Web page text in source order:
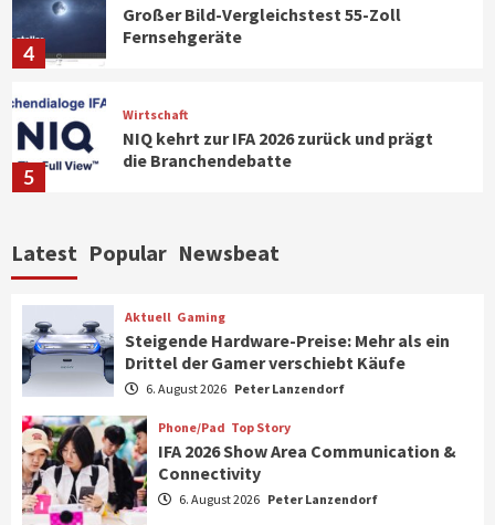
4
Großer Bild-Vergleichstest 55-Zoll
Fernsehgeräte
5
Wirtschaft
NIQ kehrt zur IFA 2026 zurück und prägt
die Branchendebatte
6
CHERRY baut Vertriebsteam in
7
Smart Living Top Story
Verbraucher setzen immer mehr auf
Aktuell
Steigende Hardware-Preise: Mehr als ein
Latest Popular Newsbeat
Aktuell Gaming
Steigende Hardware-Preise: Mehr als ein
Drittel der Gamer verschiebt Käufe
6. August 2026 Peter Lanzendorf
Phone/Pad Top Story
IFA 2026 Show Area Communication &
Connectivity
6. August 2026 Peter Lanzendorf